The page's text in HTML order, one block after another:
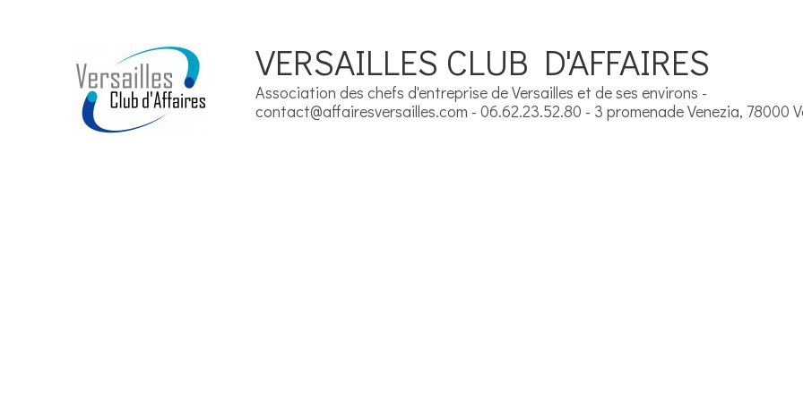
VERSAILLES CLUB D'AFFAIRES
Association des chefs d'entreprise de Versailles et de ses environs -
contact@affairesversailles.com - 06.62.23.52.80 - 3 promenade Venezia, 78000